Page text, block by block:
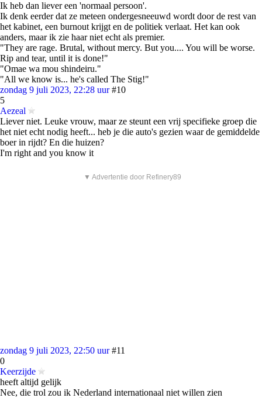
Ik heb dan liever een 'normaal persoon'.
Ik denk eerder dat ze meteen ondergesneeuwd wordt door de rest van
het kabinet, een burnout krijgt en de politiek verlaat. Het kan ook
anders, maar ik zie haar niet echt als premier.
"They are rage. Brutal, without mercy. But you.... You will be worse.
Rip and tear, until it is done!"
"Omae wa mou shindeiru."
"All we know is... he's called The Stig!"
zondag 9 juli 2023, 22:28 uur #10
5
Aezeal
Liever niet. Leuke vrouw, maar ze steunt een vrij specifieke groep die
het niet echt nodig heeft... heb je die auto's gezien waar de gemiddelde
boer in rijdt? En die huizen?
I'm right and you know it
▼ Advertentie door Refinery89
zondag 9 juli 2023, 22:50 uur #11
0
Keerzijde
heeft altijd gelijk
Nee, die trol zou ik Nederland internationaal niet willen zien